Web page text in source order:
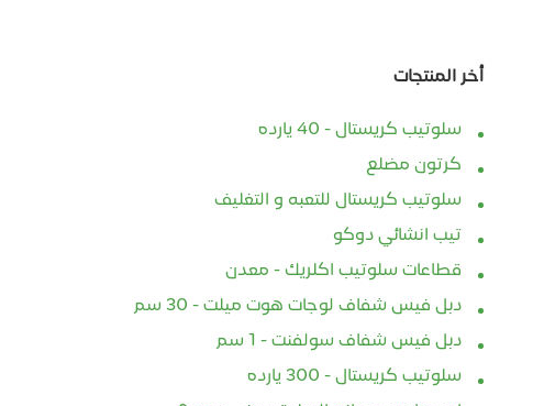
تغليف صناعي لخطوط الإنتاج
🏭 سلوتيب 600 متر – كفاءة
تشغيل أعلى وتكلفة أقل في
الاستمرارية وسرعة التنفيذ
عاملين أساسيين. السلوتيب
تغليف صناعي لخطوط الإنتاج
2026-01-05
كفاءة لتغليف خطوط الإنتاج
على السرعة والاستمرارية،
اختيار شريط التغليف المناسب
عنصر أساسي لنجاح...
أخر المنتجات
سلوتيب كريستال - 40 يارده
كرتون مضلع
سلوتيب كريستال للتعبه و التغليف
تيب انشائي دوكو
قطاعات سلوتيب اكلريك - معدن
دبل فيس شفاف لوجات هوت ميلت - 30 سم
دبل فيس شفاف سولفنت - 1 سم
سلوتيب كريستال - 300 يارده